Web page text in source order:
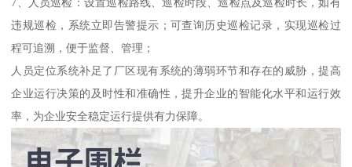
违规巡检，系统立即告警提示；可查询历史巡检记录，实现巡检过
程可追溯，便于监督、管理；
人员定位系统补足了厂区现有系统的薄弱环节和存在的威胁，提高
企业运行决策的及时性和准确性，提升企业的智能化水平和运行效
率，为企业安全稳定运行提供有力保障。